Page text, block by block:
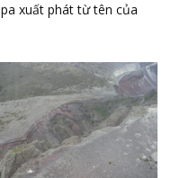
xuất phát từ tên của